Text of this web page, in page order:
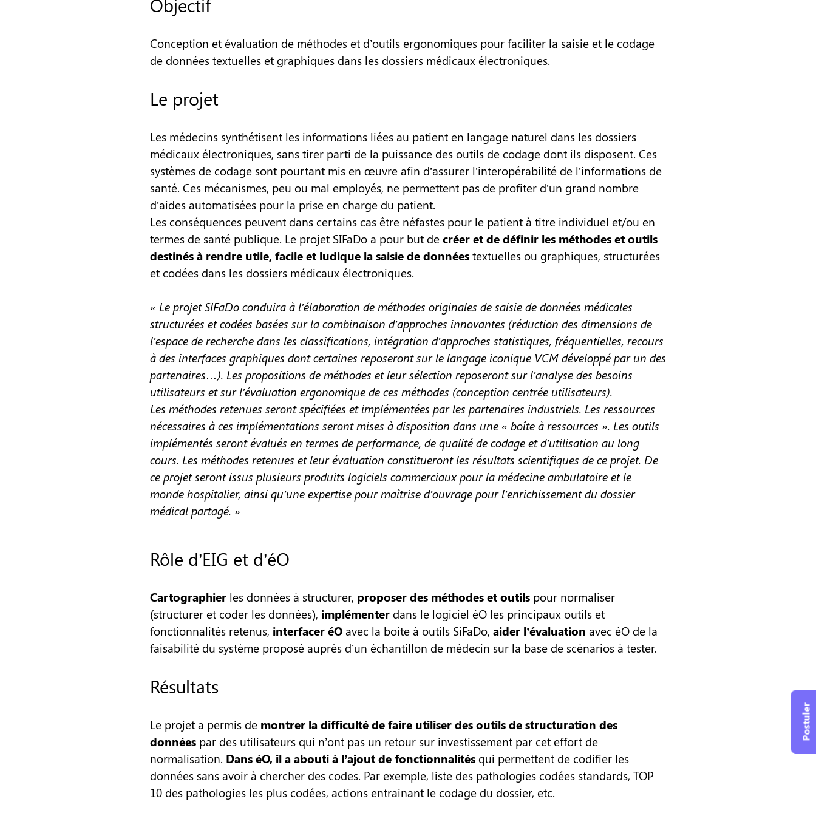
Postuler
Objectif
Conception et évaluation de méthodes et d’outils ergonomiques pour faciliter la saisie et le codage
de données textuelles et graphiques dans les dossiers médicaux électroniques.
Le projet
Les médecins synthétisent les informations liées au patient en langage naturel dans les dossiers
médicaux électroniques, sans tirer parti de la puissance des outils de codage dont ils disposent. Ces
systèmes de codage sont pourtant mis en œuvre afin d’assurer l’interopérabilité de l’informations de
santé. Ces mécanismes, peu ou mal employés, ne permettent pas de profiter d’un grand nombre
d’aides automatisées pour la prise en charge du patient.
Les conséquences peuvent dans certains cas être néfastes pour le patient à titre individuel et/ou en
termes de santé publique. Le projet SIFaDo a pour but decréer et de définir les méthodes et outils
destinés à rendre utile, facile et ludique la saisie de donnéestextuelles ou graphiques, structurées
et codées dans les dossiers médicaux électroniques.
« Le projet SIFaDo conduira à l’élaboration de méthodes originales de saisie de données médicales
structurées et codées basées sur la combinaison d’approches innovantes (réduction des dimensions de
l’espace de recherche dans les classifications, intégration d’approches statistiques, fréquentielles, recours
à des interfaces graphiques dont certaines reposeront sur le langage iconique VCM développé par un des
partenaires…). Les propositions de méthodes et leur sélection reposeront sur l’analyse des besoins
utilisateurs et sur l’évaluation ergonomique de ces méthodes (conception centrée utilisateurs).
Les méthodes retenues seront spécifiées et implémentées par les partenaires industriels. Les ressources
nécessaires à ces implémentations seront mises à disposition dans une « boîte à ressources ». Les outils
implémentés seront évalués en termes de performance, de qualité de codage et d’utilisation au long
cours. Les méthodes retenues et leur évaluation constitueront les résultats scientifiques de ce projet. De
ce projet seront issus plusieurs produits logiciels commerciaux pour la médecine ambulatoire et le
monde hospitalier, ainsi qu’une expertise pour maîtrise d’ouvrage pour l’enrichissement du dossier
médical partagé. »
Rôle d’EIG et d’éO
Cartographier les données à structurer, proposer des méthodes et outils pour normaliser
(structurer et coder les données), implémenter dans le logiciel éO les principaux outils et
fonctionnalités retenus, interfacer éOavec la boite à outils SiFaDo, aider l’évaluation avec éO de la
faisabilité du système proposé auprès d’un échantillon de médecin sur la base de scénarios à tester.
Résultats
Le projet a permis de montrer la difficulté de faire utiliser des outils de structuration des
données par des utilisateurs qui n’ont pas un retour sur investissement par cet effort de
normalisation. Dans éO, il a abouti à l’ajout de fonctionnalités qui permettent de codifier les
données sans avoir à chercher des codes. Par exemple, liste des pathologies codées standards, TOP
10 des pathologies les plus codées, actions entrainant le codage du dossier, etc.